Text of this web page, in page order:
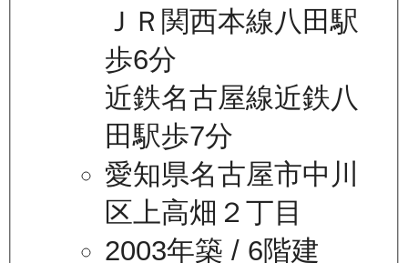
ＪＲ関西本線八田駅
歩6分
近鉄名古屋線近鉄八
田駅歩7分
愛知県名古屋市中川
区上高畑２丁目
2003年築 / 6階建